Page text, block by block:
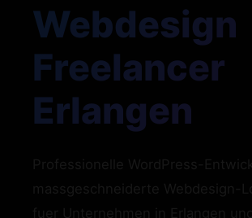
Webdesign
Freelancer
Erlangen